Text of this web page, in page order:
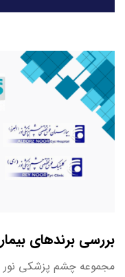
بررسی برندهای
مجموعه چشم پزشکی نور